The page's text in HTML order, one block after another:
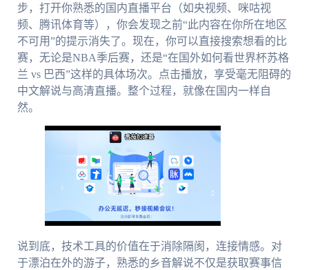
步，打开你熟悉的国内直播平台（如央视频、咪咕视
频、腾讯体育等），你会发现之前“此内容在你所在地区
不可用”的提示消失了。现在，你可以直接搜索想看的比
赛，无论是NBA季后赛，还是“在国外如何看世界杯苏格
兰 vs 巴西”这样的具体场次。点击播放，享受毫无阻碍的
中文解说与高清直播。整个过程，就像在国内一样自
然。
说到底，技术工具的价值在于消除隔阂，连接情感。对
于漂泊在外的游子，熟悉的乡音解说不仅是获取赛事信